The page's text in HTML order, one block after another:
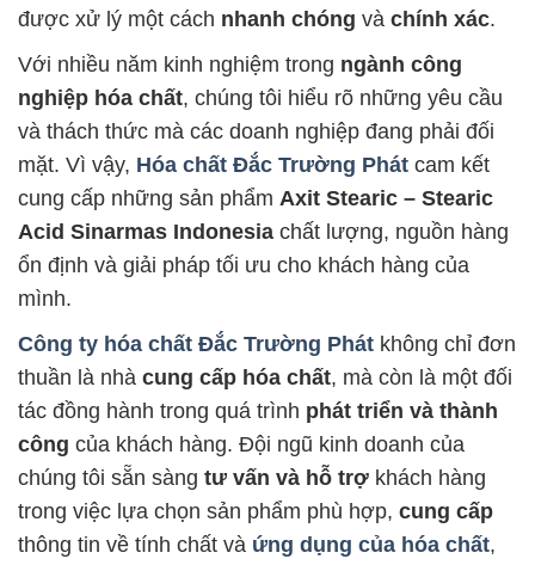
được xử lý một cách nhanh chóng và chính xác.
Với nhiều năm kinh nghiệm trong ngành công
nghiệp hóa chất, chúng tôi hiểu rõ những yêu cầu
và thách thức mà các doanh nghiệp đang phải đối
mặt. Vì vậy, Hóa chất Đắc Trường Phát cam kết
cung cấp những sản phẩm Axit Stearic – Stearic
Acid Sinarmas Indonesia chất lượng, nguồn hàng
ổn định và giải pháp tối ưu cho khách hàng của
mình.
Công ty hóa chất Đắc Trường Phát không chỉ đơn
thuần là nhà cung cấp hóa chất, mà còn là một đối
tác đồng hành trong quá trình phát triển và thành
công của khách hàng. Đội ngũ kinh doanh của
chúng tôi sẵn sàng tư vấn và hỗ trợ khách hàng
trong việc lựa chọn sản phẩm phù hợp, cung cấp
thông tin về tính chất và ứng dụng của hóa chất,